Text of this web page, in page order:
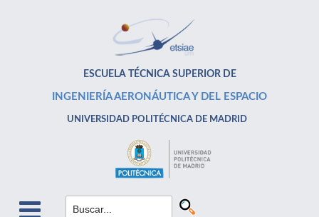
ESCUELA TÉCNICA SUPERIOR DE
INGENIERÍA AERONÁUTICA Y DEL ESPACIO
UNIVERSIDAD POLITÉCNICA DE MADRID